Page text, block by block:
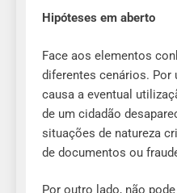
Hipóteses em aberto
Face aos elementos
diferentes cenários. Por
causa a eventual
de um cidadão
situações de natureza
de documentos ou
Por outro lado, não